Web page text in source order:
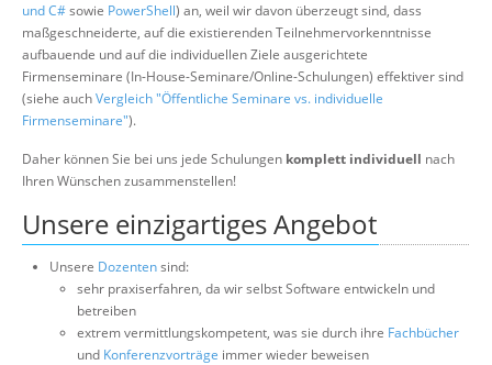
und C#sowie PowerShell) an, weil wir davon überzeugt sind, dass
maßgeschneiderte, auf die existierenden Teilnehmervorkenntnisse
aufbauende und auf die individuellen Ziele ausgerichtete
Firmenseminare (In-House-Seminare/Online-Schulungen) effektiver sind
(siehe auchVergleich "Öffentliche Seminare vs. individuelle
Firmenseminare").
Daher können Sie bei uns jede Schulungen komplett individuell nach
Ihren Wünschen zusammenstellen!
Unsere einzigartiges Angebot
Unsere Dozentensind:
sehr praxiserfahren, da wir selbst Software entwickeln und
betreiben
extrem vermittlungskompetent, was sie durch ihre Fachbücher
und Konferenzvorträge immer wieder beweisen